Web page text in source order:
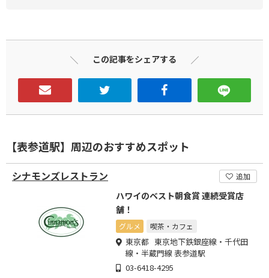
この記事をシェアする
【表参道駅】周辺のおすすめスポット
シナモンズレストラン 追加
ハワイのベスト朝食賞 連続受賞店
舗！
グルメ 喫茶・カフェ
東京都 東京地下鉄銀座線・千代田
線・半蔵門線 表参道駅
03-6418-4295